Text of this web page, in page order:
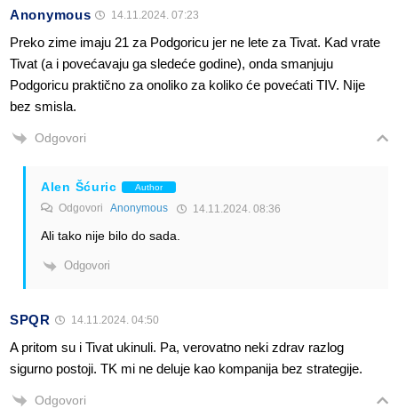
Anonymous 14.11.2024. 07:23
Preko zime imaju 21 za Podgoricu jer ne lete za Tivat. Kad vrate
Tivat (a i povećavaju ga sledeće godine), onda smanjuju
Podgoricu praktično za onoliko za koliko će povećati TIV. Nije
bez smisla.
Odgovori
Alen Šćuric Author
Odgovori Anonymous 14.11.2024. 08:36
Ali tako nije bilo do sada.
Odgovori
SPQR 14.11.2024. 04:50
A pritom su i Tivat ukinuli. Pa, verovatno neki zdrav razlog
sigurno postoji. TK mi ne deluje kao kompanija bez strategije.
Odgovori